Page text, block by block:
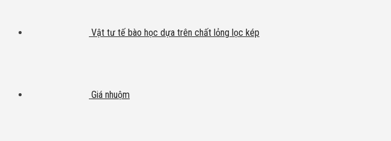
Vật tư tế bào học dựa trên chất lỏng lọc kép
Giá nhuộm